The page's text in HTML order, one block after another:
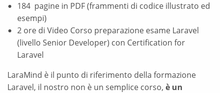
184 pagine in PDF (frammenti di codice illustrato ed
esempi)
2 ore di Video Corso preparazione esame Laravel
(livello Senior Developer) con Certification for
Laravel
LaraMind è il punto di riferimento della formazione
Laravel, il nostro non è un semplice corso, è un